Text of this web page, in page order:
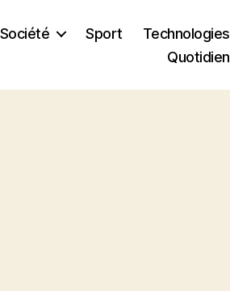
Société Sport
Technologies
Quotidien